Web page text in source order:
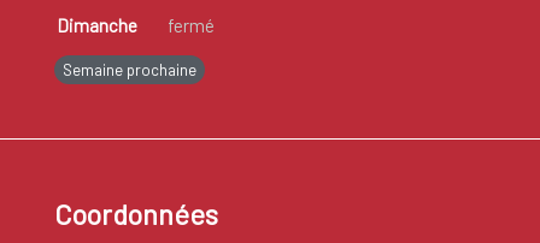
Dimanche
fermé
Semaine prochaine
Coordonnées